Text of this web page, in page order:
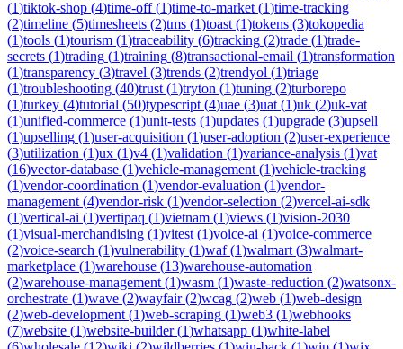
(1)tiktok-shop (4)time-off(1)time-to-market (1)time-tracking
(2)timeline (5)timesheets (2)tms (1)toast (1)tokens (3)tokopedia
(1)tools (1)tourism (1)traceability (6)tracking (2)trade (1)trade-
secrets (1)trading (1)training (8)transactional-email (1)transformation
(1)transparency (3)travel (3)trends (2)trendyol (1)triage
(1)troubleshooting (40)trust (1)tryton (1)tuning (2)turborepo
(1)turkey (4)tutorial (50)typescript (4)uae (3)uat (1)uk (2)uk-vat
(1)unified-commerce (1)unit-tests (1)updates (1)upgrade (3)upsell
(1)upselling (1)user-acquisition (1)user-adoption (2)user-experience
(3)utilization (1)ux (1)v4 (1)validation (1)variance-analysis (1)vat
(16)vector-database (1)vehicle-management (1)vehicle-tracking
(1)vendor-coordination (1)vendor-evaluation (1)vendor-
management (4)vendor-risk (1)vendor-selection (2)vercel-ai-sdk
(1)vertical-ai (1)vertipaq (1)vietnam (1)views (1)vision-2030
(1)visual-merchandising (1)vitest (1)voice-ai (1)voice-commerce
(2)voice-search (1)vulnerability (1)waf(1)walmart (3)walmart-
marketplace (1)warehouse (13)warehouse-automation
(2)warehouse-management (1)wasm (1)waste-reduction (2)watsonx-
orchestrate (1)wave (2)wayfair(2)wcag (2)web (1)web-design
(2)web-development (1)web-scraping (1)web3 (1)webhooks
(7)website (1)website-builder(1)whatsapp (1)white-label